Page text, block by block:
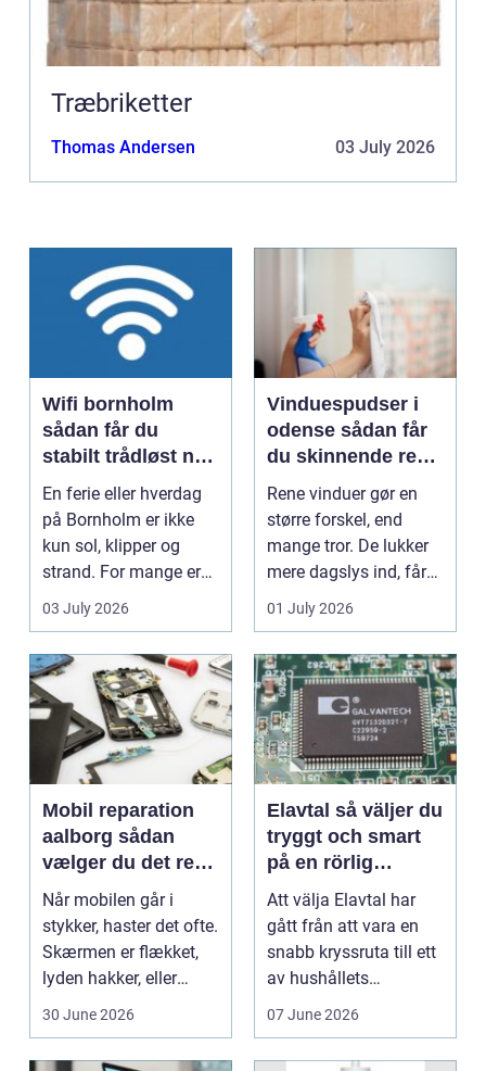
Træbriketter
Thomas Andersen 03 July 2026
Wifi bornholm
sådan får du
stabilt trådløst net
på klippeøen
En ferie eller hverdag
på Bornholm er ikke
kun sol, klipper og
strand. For mange er
en stabil intern...
03 July 2026
Vinduespudser i
odense sådan får
du skinnende rene
ruder året rundt
Rene vinduer gør en
større forskel, end
mange tror. De lukker
mere dagslys ind, får
hjem og erhvervs...
01 July 2026
Mobil reparation
aalborg sådan
vælger du det rette
værksted
Når mobilen går i
stykker, haster det ofte.
Skærmen er flækket,
lyden hakker, eller
batteriet løber ...
30 June 2026
Elavtal så väljer du
tryggt och smart
på en rörlig
elmarknad
Att välja Elavtal har
gått från att vara en
snabb kryssruta till ett
av hushållets
viktigaste ekonom...
07 June 2026